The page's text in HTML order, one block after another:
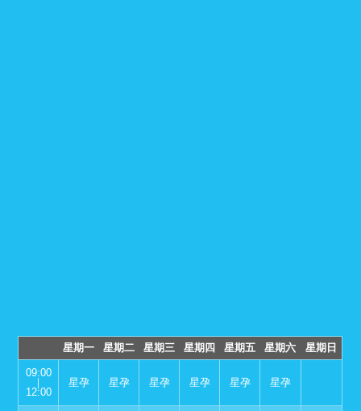
星期一 星期二 星期三 星期四 星期五 星期六 星期日
09:00
｜
12:00
星孕 星孕 星孕 星孕 星孕 星孕